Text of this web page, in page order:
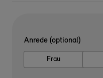
Anrede (optional)
Frau